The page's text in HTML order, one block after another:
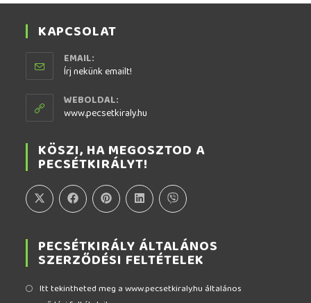
KAPCSOLAT
EMAIL:
Írj nekünk emailt!
WEBOLDAL:
www.pecsetkiraly.hu
KÖSZI, HA MEGOSZTOD A
PECSÉTKIRÁLYT!
PECSÉTKIRÁLY ÁLTALÁNOS
SZERZŐDÉSI FELTÉTELEK
Itt tekintheted meg a www.pecsetkiraly.hu általános